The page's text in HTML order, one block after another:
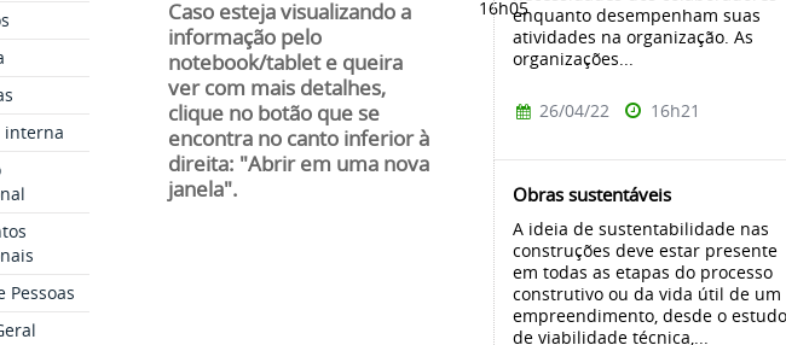
interna
Pessoas
Caso esteja visualizando a
informação pelo
notebook/tablet e queira
ver com mais detalhes,
clique no botão que se
encontra no canto inferior à
direita: "Abrir em uma nova
janela".
16h05enquanto desempenham suas
atividades na organização. As
organizações...
26/04/22 16h21
Obras sustentáveis
A ideia de sustentabilidade nas
construções deve estar presente
em todas as etapas do processo
construtivo ou da vida útil de um
empreendimento, desde o estudo
de viabilidade técnica,...